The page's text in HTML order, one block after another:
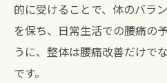
的に受けることで、体のバラ
を保ち、日常生活での腰痛の
うに、整体は腰痛改善だけで
です。